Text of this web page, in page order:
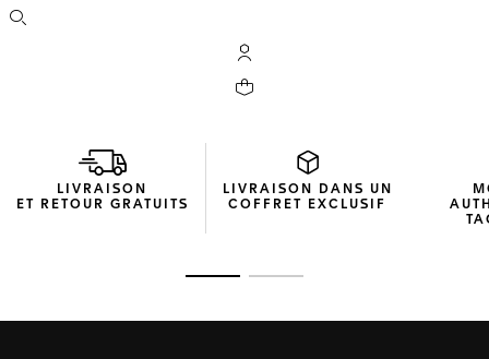
Ouvrir la barre de recherche
Compte My TAG Heuer
Votre panier contient 0 produit(s)
LIVRAISON
ET RETOUR GRATUITS
LIVRAISON DANS UN
COFFRET EXCLUSIF